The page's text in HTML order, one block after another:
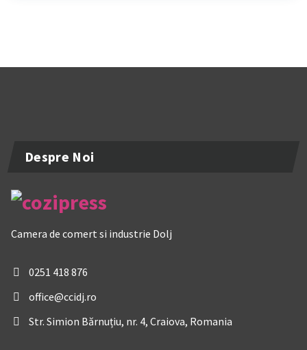
Despre Noi
Camera de comert si industrie Dolj
0251 418 876
office@ccidj.ro
Str. Simion Bărnuțiu, nr. 4, Craiova, Romania